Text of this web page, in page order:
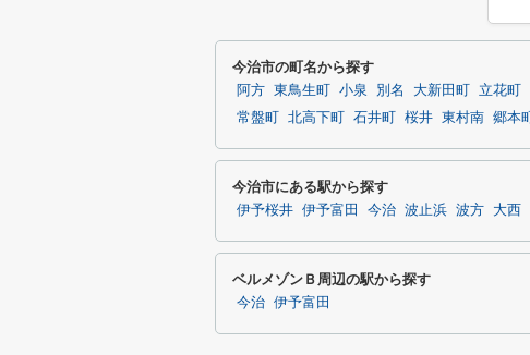
今治市の町名から探す
阿方 東鳥生町 小泉 別名 大新田町 立花町
常盤町
北高下町 石井町 桜井 東村南 郷本町
今治市にある駅から探す
伊予桜井 伊予富田 今治 波止浜 波方 大西
ベルメゾンＢ周辺の駅から探す
今治 伊予富田